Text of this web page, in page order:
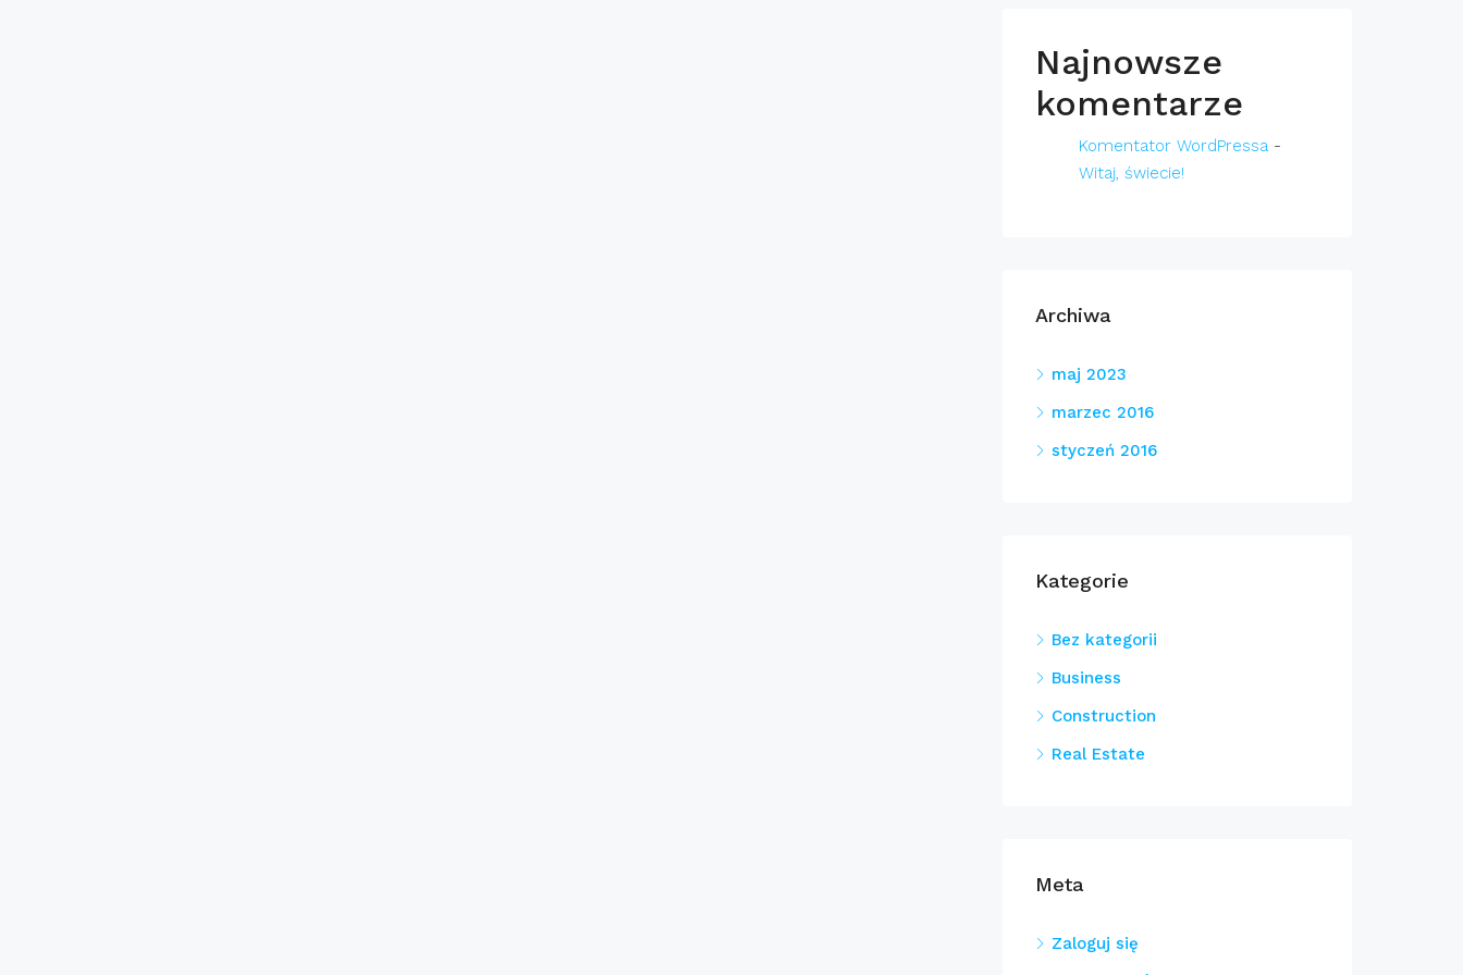
Najnowsze
komentarze
Komentator WordPressa -
Witaj, świecie!
Archiwa
maj 2023
marzec 2016
styczeń 2016
Kategorie
Bez kategorii
Business
Construction
Real Estate
Meta
Zaloguj się